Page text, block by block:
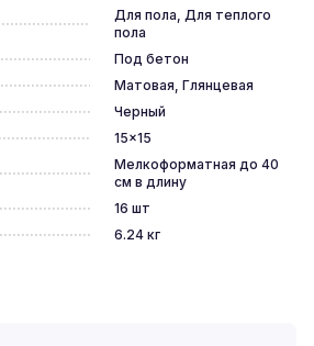
Для пола, Для теплого
пола
Под бетон
Матовая, Глянцевая
Черный
15x15
Мелкоформатная до 40
см в длину
16 шт
6.24кг